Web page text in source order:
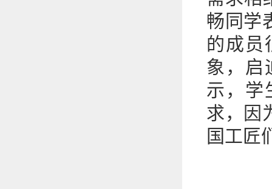
畅同学
的成员
象，启
示，学
求，因
国工匠